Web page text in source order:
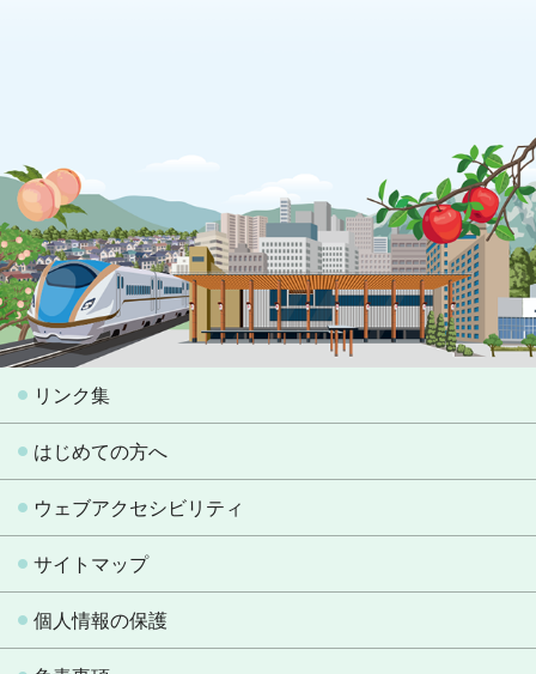
リンク集
はじめての方へ
ウェブアクセシビリティ
サイトマップ
個人情報の保護